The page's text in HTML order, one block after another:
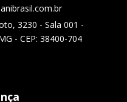
3230 - Sala 001 -
- CEP: 38400-704